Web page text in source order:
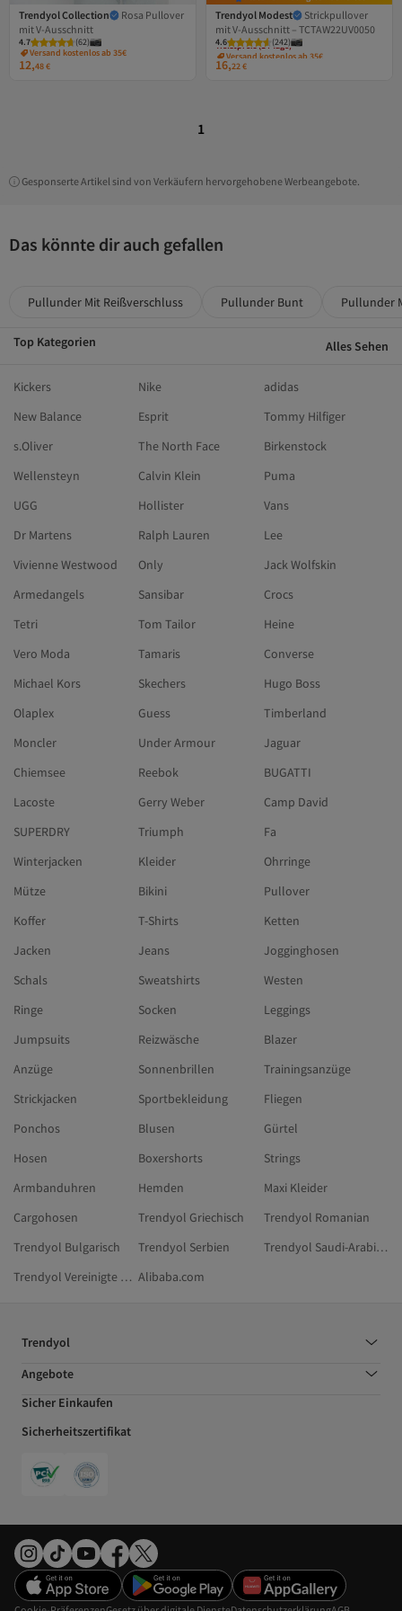
Trendyol Collection
Rosa Pullover
mit V-Ausschnitt
4.7 (62)
Versand kostenlos ab 35€
12,48€
Trendyol Modest
Strickpullover
mit V-Ausschnitt – TCTAW22UV0050
4.6 (242)
Tiefstpreis (14 Tage)
Versand kostenlos ab 35€
Tiefstpreis (14 Tage)
16,22€
1
Gesponserte Artikel sind von Verkäufern hervorgehobene Werbeangebote.
Das könnte dir auch gefallen
Pullunder Mit Reißverschluss Pullunder Bunt Pullunder
Top Kategorien Alles Sehen
Kickers Nike
adidas
New Balance
Esprit
Tommy Hilfiger
s.Oliver
The North Face
Birkenstock
Wellensteyn
Calvin Klein
Puma
UGG
Hollister
Vans
Dr Martens
Ralph Lauren
Lee
Vivienne Westwood
Only
Jack Wolfskin
Armedangels
Sansibar
Crocs
Tetri
Tom Tailor
Heine
Vero Moda
Tamaris
Converse
Michael Kors
Skechers
Hugo Boss
Olaplex
Guess
Timberland
Moncler
Under Armour
Jaguar
Chiemsee
Reebok
BUGATTI
Lacoste
Gerry Weber
Camp David
SUPERDRY
Triumph
Fa
Winterjacken
Kleider
Ohrringe
Mütze
Bikini
Pullover
Koffer
T-Shirts
Ketten
Jacken
Jeans
Jogginghosen
Schals
Sweatshirts
Westen
Ringe
Socken
Leggings
Jumpsuits
Reizwäsche
Blazer
Anzüge
Sonnenbrillen
Trainingsanzüge
Strickjacken
Sportbekleidung
Fliegen
Ponchos
Blusen
Gürtel
Hosen
Boxershorts
Strings
Armbanduhren
Hemden
Maxi Kleider
Cargohosen
Trendyol Griechisch
Trendyol Romanian
Trendyol Bulgarisch
Trendyol Serbien
Trendyol Saudi-Arabien
Trendyol Vereinigte Arabische Emirate Alibaba.com
Trendyol
Angebote
Sicher Einkaufen
Sicherheitszertifikat